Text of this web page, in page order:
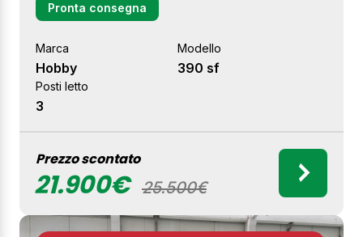
Pronta consegna
Marca
Hobby
Modello
390 sf
Posti letto
3
Prezzo scontato
21.900€ 25.500€